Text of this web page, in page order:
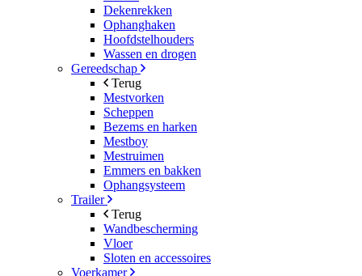
Dekenrekken
Ophanghaken
Hoofdstelhouders
Wassen en drogen
Gereedschap
Terug
Mestvorken
Scheppen
Bezems en harken
Mestboy
Mestruimen
Emmers en bakken
Ophangsysteem
Trailer
Terug
Wandbescherming
Vloer
Sloten en accessoires
Voerkamer